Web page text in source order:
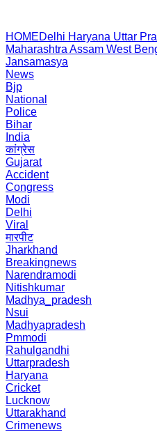
HOMEDelhi Haryana Uttar
Maharashtra Assam West
Jansamasya
News
Bjp
National
Police
Bihar
India
कांग्रेस
Gujarat
Accident
Congress
Modi
Delhi
Viral
मारपीट
Jharkhand
Breakingnews
Narendramodi
Nitishkumar
Madhya_pradesh
Nsui
Madhyapradesh
Pmmodi
Rahulgandhi
Uttarpradesh
Haryana
Cricket
Lucknow
Uttarakhand
Crimenews